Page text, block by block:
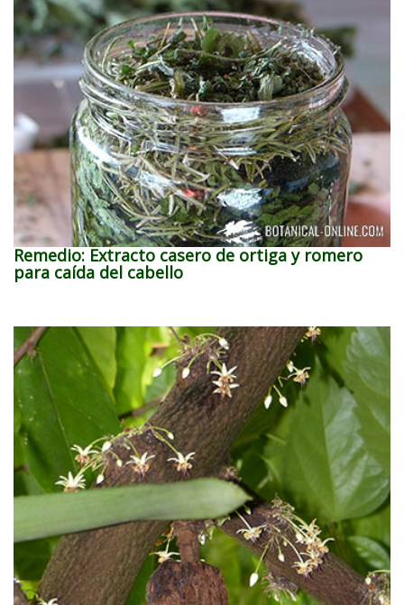
Remedio: Extracto casero de ortiga y romero
para caída del cabello